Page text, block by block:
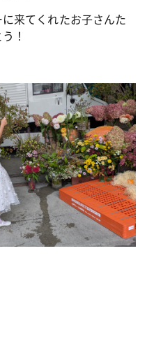
来てくれたお子さんた
！